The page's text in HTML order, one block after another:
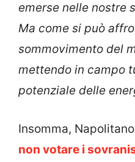
emerse nelle nostre
Ma come si può
sommovimento del
mettendo in campo
potenziale delle
Insomma,
non votare i